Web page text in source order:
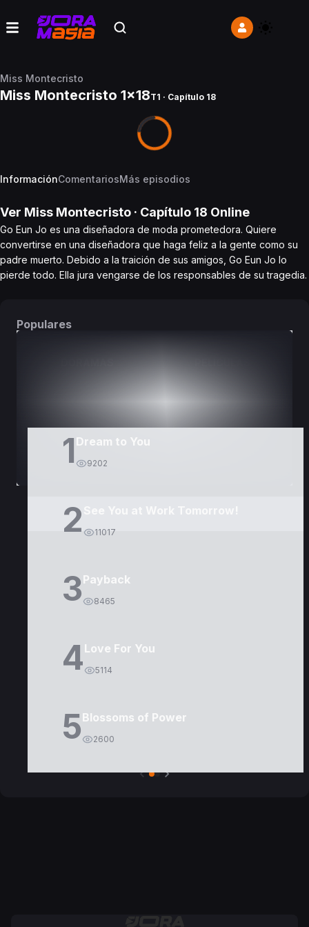
Miss Montecristo
Miss Montecristo 1x18T1 · Capítulo 18
InformaciónComentariosMás episodios
Ver Miss Montecristo · Capítulo 18 Online
Go Eun Jo es una diseñadora de moda prometedora. Quiere
convertirse en una diseñadora que haga feliz a la gente como su
padre muerto. Debido a la traición de sus amigos, Go Eun Jo lo
pierde todo. Ella jura vengarse de los responsables de su tragedia.
Populares
1 Dream to You
9202
2 11017
3Payback
8465
4Love For You
5114
5Blossoms of Power
2600